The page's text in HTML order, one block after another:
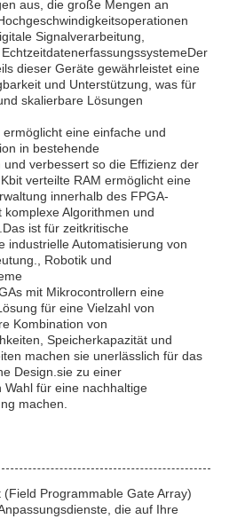
aus, die große Mengen an
Signalverarbeitung,
dieser Geräte gewährleistet eine
und Unterstützung, was für
skalierbare Lösungen
eine einfache und
in bestehende
verbessert so die Effizienz der
verteilte RAM ermöglicht eine
innerhalb des FPGA-
Algorithmen und
ist für zeitkritische
industrielle Automatisierung von
Robotik und
mit Mikrocontrollern eine
für eine Vielzahl von
Kombination von
Speicherkapazität und
machen sie unerlässlich für das
Design.sie zu einer
für eine nachhaltige
machen.
(Field Programmable Gate Array)
die auf Ihre